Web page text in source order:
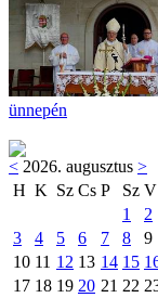
ünnepén
< 2026. augusztus >
H K Sz Cs P Sz V
1
2
3
4 5 6 7 8
9
10 11 12 13 14 15
17 18 19 20 21 22